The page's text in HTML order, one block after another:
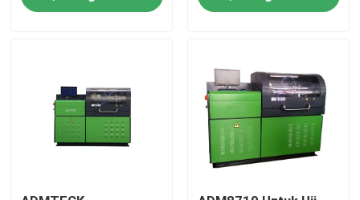
Produk